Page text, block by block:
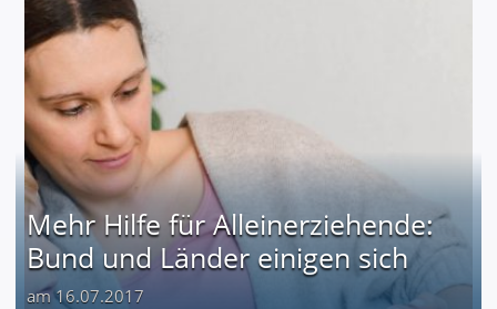
Mehr Hilfe für Alleinerziehende:
Bund und Länder einigen sich
am 16.07.2017